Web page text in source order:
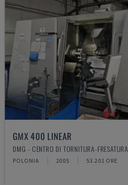
GMX 400 LINEAR
DMG - CENTRO DI TORNITURA-FRESATURA
POLONIA 2005 53.201 ORE